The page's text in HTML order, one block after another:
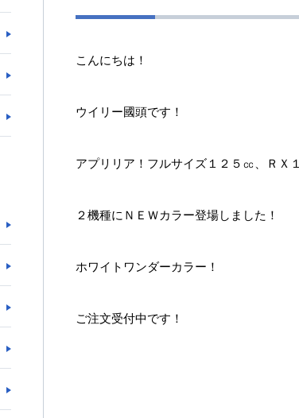
こんにちは！
ウイリー國頭です！
アプリリア！フルサイズ１２５㏄、ＲＸ
２機種にＮＥＷカラー登場しました！
ホワイトワンダーカラー！
ご注文受付中です！